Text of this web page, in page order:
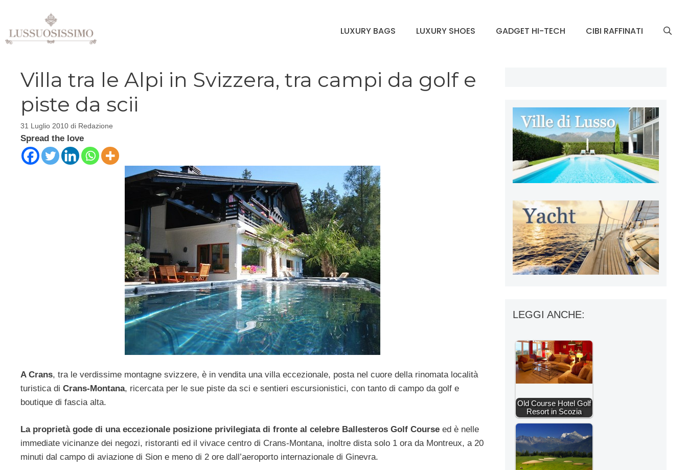
contenuto
LUXURY BAGS LUXURY SHOES GADGET HI-TECH CIBI RAFFINATI
Villa tra le Alpi in Svizzera, tra campi da golf e
piste da scii
31 Luglio 2010 di Redazione
Spread the love
A Crans, tra le verdissime montagne svizzere, è in vendita una villa eccezionale, posta nel cuore della rinomata località
turistica di Crans-Montana, ricercata per le sue piste da sci e sentieri escursionistici, con tanto di campo da golf e
boutique di fascia alta.
La proprietà gode di una eccezionale posizione privilegiata di fronte al celebre Ballesteros Golf Course ed è nelle
immediate vicinanze dei negozi, ristoranti ed il vivace centro di Crans-Montana, inoltre dista solo 1 ora da Montreux, a 20
minuti dal campo di aviazione di Sion e meno di 2 ore dall’aeroporto internazionale di Ginevra.
LEGGI ANCHE:
Old Course Hotel Golf
Resort in Scozia